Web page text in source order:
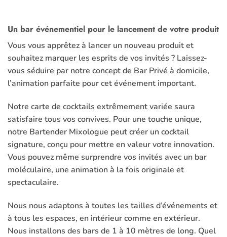
Un bar événementiel pour le lancement de votre produit
Vous vous apprêtez à lancer un nouveau produit et
souhaitez marquer les esprits de vos invités ? Laissez-
vous séduire par notre concept de Bar Privé à domicile,
l’animation parfaite pour cet événement important.
Notre carte de cocktails extrêmement variée saura
satisfaire tous vos convives. Pour une touche unique,
notre Bartender Mixologue peut créer un cocktail
signature, conçu pour mettre en valeur votre innovation.
Vous pouvez même surprendre vos invités avec un bar
moléculaire, une animation à la fois originale et
spectaculaire.
Nous nous adaptons à toutes les tailles d’événements et
à tous les espaces, en intérieur comme en extérieur.
Nous installons des bars de 1 à 10 mètres de long. Quel